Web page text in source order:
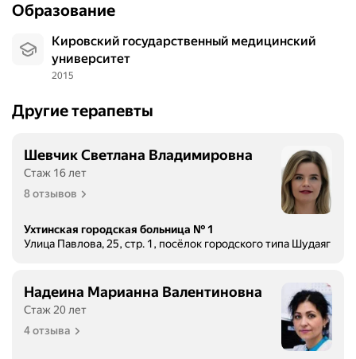
Образование
Кировский государственный медицинский
университет
2015
Другие терапевты
Шевчик Светлана Владимировна
Стаж 16 лет
8 отзывов
Ухтинская городская больница № 1
Улица Павлова, 25, стр. 1, посёлок городского типа Шудаяг
Надеина Марианна Валентиновна
Стаж 20 лет
4 отзыва